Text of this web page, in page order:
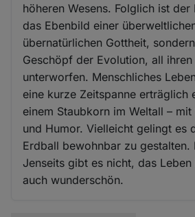
höheren Wesens. Folglich ist
das Ebenbild einer
übernatürlichen Gottheit,
Geschöpf der Evolution, all ihren
unterworfen. Menschliches
eine kurze Zeitspanne erträglich
einem Staubkorn im Weltall –
und Humor. Vielleicht gelingt es
Erdball bewohnbar zu gestalten.
Jenseits gibt es nicht, das
auch wunderschön.